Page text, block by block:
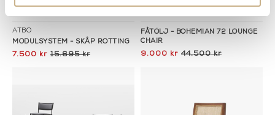
ATBO
MODULSYSTEM - SKÅP ROTTING
7.500 kr 15.695 kr
FÅTÖLJ - BOHEMIAN 72 LOUNGE
CHAIR
9.000 kr 44.500 kr